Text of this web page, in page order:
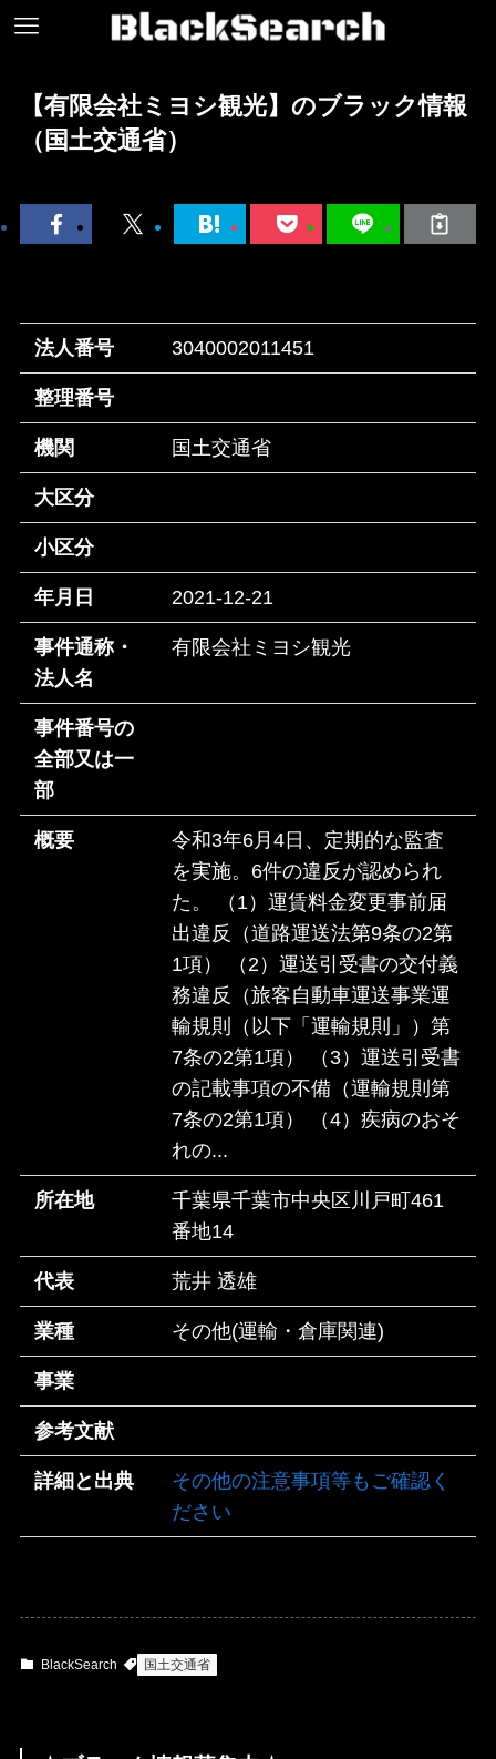
【有限会社ミヨシ観光】のブラック情報
（国土交通省）
法人番号 3040002011451
整理番号
機関 国土交通省
大区分
小区分
年月日 2021-12-21
事件通称・
法人名
有限会社ミヨシ観光
事件番号の
全部又は一
部
概要
令和3年6月4日、定期的な監査
を実施。6件の違反が認められ
た。 （1）運賃料金変更事前届
出違反（道路運送法第9条の2第
1項） （2）運送引受書の交付義
務違反（旅客自動車運送事業運
輸規則（以下「運輸規則」）第
7条の2第1項） （3）運送引受書
の記載事項の不備（運輸規則第
7条の2第1項） （4）疾病のおそ
れの...
所在地
千葉県千葉市中央区川戸町461
番地14
代表 荒井 透雄
業種 その他(運輸・倉庫関連)
事業
参考文献
詳細と出典
その他の注意事項等もご確認く
ださい
BlackSearch 国土交通省